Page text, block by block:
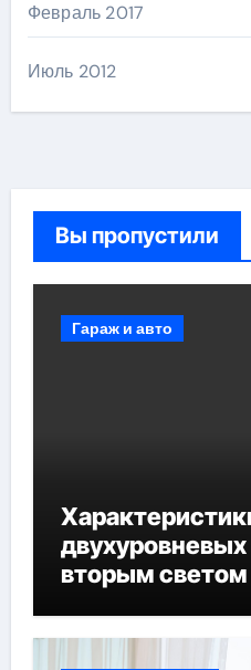
Февраль 2017
Июль 2012
Вы пропустили
Гараж и авто
двухуровневых
вторым светом